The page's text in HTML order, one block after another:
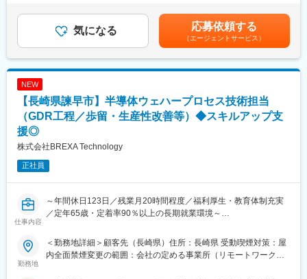
※入社後はOJTにてサポートいたしますのでご安心ください。
■当社の特徴：
技術力と品質管理が評価され、塗料販売・技術支援も全国展開し
ています。
当社は米海軍および海上自衛隊艦艇の修繕工事を行っている会社
です。
熱工事を含む各種改修工事によって、船体の維持・整備に貢献し
ております。また、現場での技術仕事だけでなく、艦艇の飛行甲
やスキルを考慮して決定します。■賞与：年2回（7月・12月）■昇
給：年1回※前年実績月0.10～0.40％賃金はあくまでも目安の金額
であり、選考を通じて上下する可能性があります。月給(月額)は固
定手当を含めた表記です。
気になる 応募依頼する
（エージェントサービス）
NEW
【長崎県諫早市】半導体ウェハープロセス技術担当
（GDR工程／歩留・生産性改善等）◆スキルアップ支
援◎
株式会社BREXA Technology
正社員
仕事内容
～年間休日123日／残業月20時間程度／福利厚生・教育体制充実
／定年65歳・定着率90％以上の長期就業環境～
■業務概要：
GDR工程におけるウェハープロセス技術業務。新規条件確立や歩
勤務地
＜勤務地詳細＞顧客先（長崎県）住所：長崎県 受動喫煙対策：屋
内全面禁煙変更の範囲：会社の定める事業所（リモートワーク含